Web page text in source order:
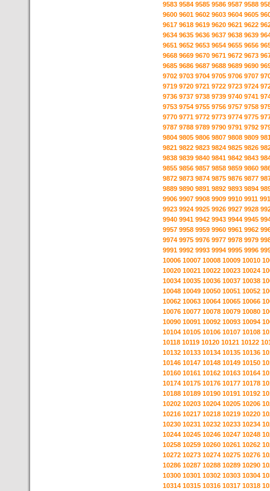
9583 9584 9585 9586 9587 9588
9600 9601 9602 9603 9604 9605
9617 9618 9619 9620 9621 9622
9634 9635 9636 9637 9638 9639
9651 9652 9653 9654 9655 9656
9668 9669 9670 9671 9672 9673
9685 9686 9687 9688 9689 9690
9702 9703 9704 9705 9706 9707
9719 9720 9721 9722 9723 9724
9736 9737 9738 9739 9740 9741
9753 9754 9755 9756 9757 9758
9770 9771 9772 9773 9774 9775
9787 9788 9789 9790 9791 9792
9804 9805 9806 9807 9808 9809
9821 9822 9823 9824 9825 9826
9838 9839 9840 9841 9842 9843
9855 9856 9857 9858 9859 9860
9872 9873 9874 9875 9876 9877
9889 9890 9891 9892 9893 9894
9906 9907 9908 9909 9910 9911
9923 9924 9925 9926 9927 9928
9940 9941 9942 9943 9944 9945
9957 9958 9959 9960 9961 9962
9974 9975 9976 9977 9978 9979
9991 9992 9993 9994 9995 9996
10006 10007 10008 10009 10010
10020 10021 10022 10023 10024
10034 10035 10036 10037 10038
10048 10049 10050 10051 10052
10062 10063 10064 10065 10066
10076 10077 10078 10079 10080
10090 10091 10092 10093 10094
10104 10105 10106 10107 10108
10118 10119 10120 10121 10122
10132 10133 10134 10135 10136
10146 10147 10148 10149 10150
10160 10161 10162 10163 10164
10174 10175 10176 10177 10178
10188 10189 10190 10191 10192
10202 10203 10204 10205 10206
10216 10217 10218 10219 10220
10230 10231 10232 10233 10234
10244 10245 10246 10247 10248
10258 10259 10260 10261 10262
10272 10273 10274 10275 10276
10286 10287 10288 10289 10290
10300 10301 10302 10303 10304
10314 10315 10316 10317 10318